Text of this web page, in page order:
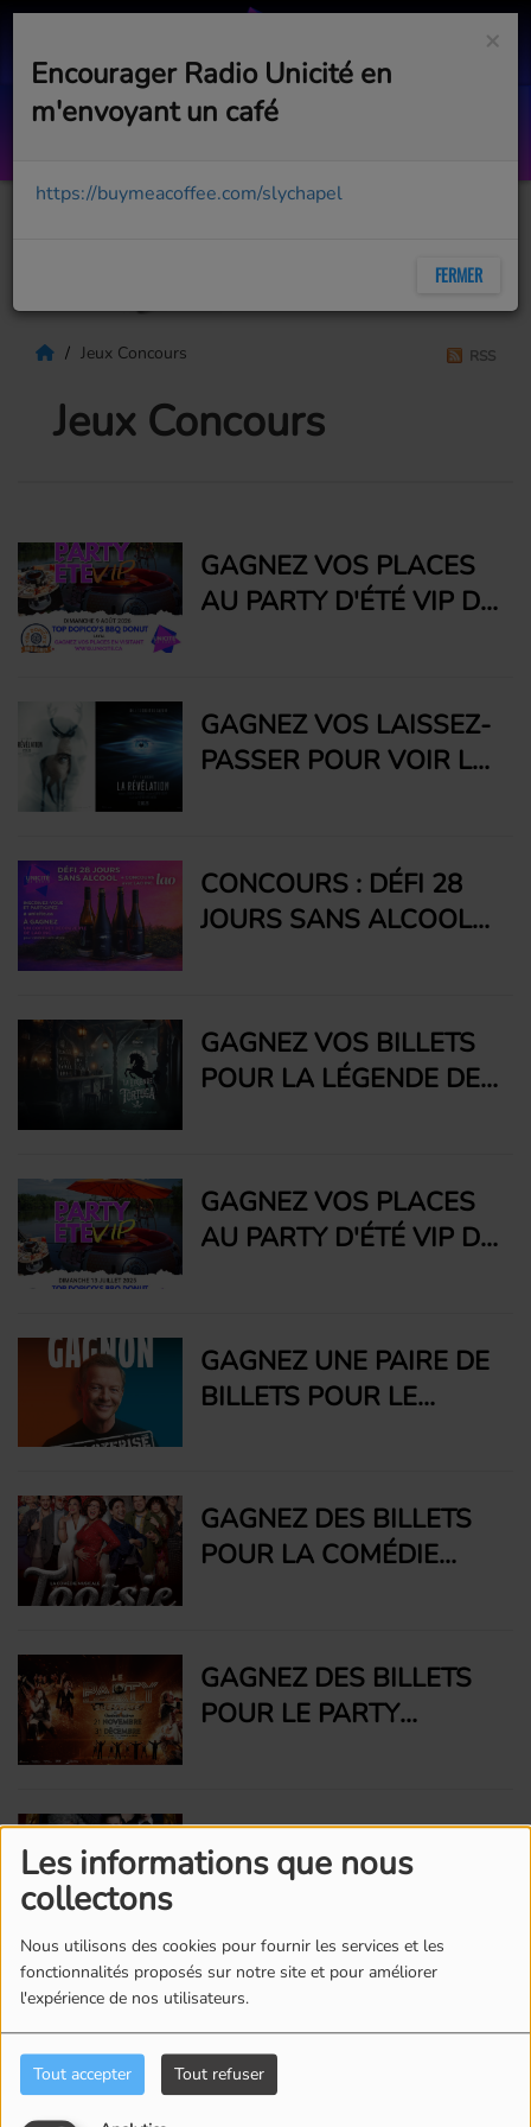
Les informations que nous
collectons
Nous utilisons des cookies pour fournir les services et les
fonctionnalités proposés sur notre site et pour améliorer
l'expérience de nos utilisateurs.
Tout accepter Tout refuser
Top Succès - 04 C 01 aout 2026
Jeux Concours
Jeux Concours
RSS
GAGNEZ VOS PLACES
AU PARTY D'ÉTÉ VIP DE
DONUT
GAGNEZ VOS LAISSEZ-
PASSER POUR VOIR LA
CONCOURS : DÉFI 28
JOURS SANS ALCOOL
GAGNEZ VOS BILLETS
POUR LA LÉGENDE DE
RESORT
GAGNEZ VOS PLACES
AU PARTY D'ÉTÉ VIP DE
DONUT
GAGNEZ UNE PAIRE DE
BILLETS POUR LE
D'ANDRÉ-PHILIPPE
GAGNON À LA PLACE
DES ARTS
GAGNEZ DES BILLETS
POUR LA COMÉDIE
GAGNEZ DES BILLETS
POUR LE PARTY
DENIS À MONTRÉAL
GAGNEZ DES BILLETS
POUR LA COMÉDIE
ADDAMS
GAGNEZ VOS PLACES
AU PARTY D'ÉTÉ VIP DE
RADIO UNICITÉ GRÂCE
À TOP DOPICO'S BBQ
×
Encourager Radio Unicité en
m'envoyant un café
https://buymeacoffee.com/slychapel
FERMER